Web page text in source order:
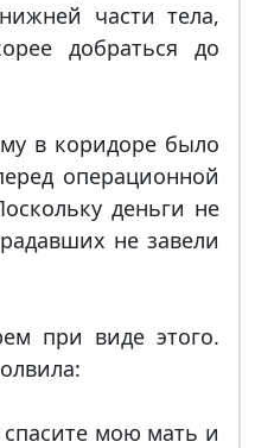
части тела,
добраться до
в коридоре было
операционной
деньги не
не завели
при виде этого.
мою мать и